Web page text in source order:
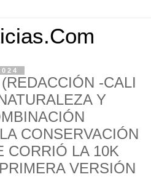
-CALI
Y
CONSERVACIÓN
CORRIÓ LA 10K
VERSIÓN